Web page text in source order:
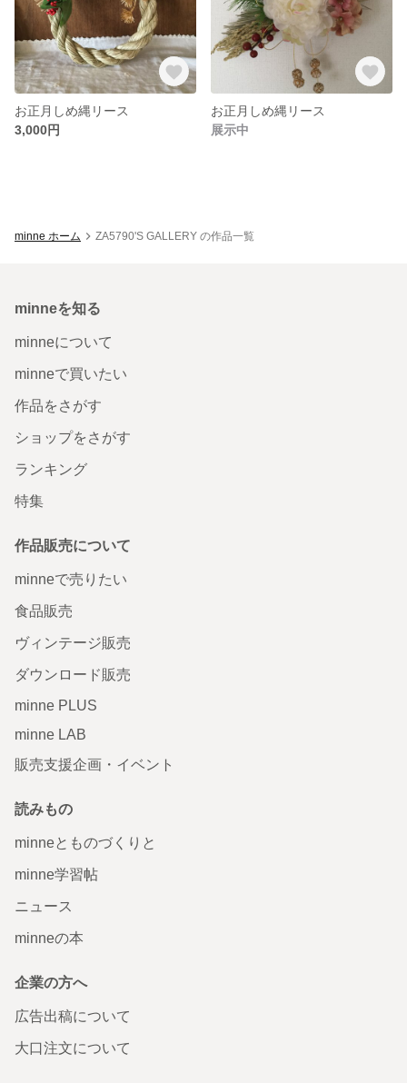
お正月しめ縄リース
3,000円
お正月しめ縄リース
展示中
minne ホーム ZA5790'S GALLERY の作品一覧
minneを知る
minneについて
minneで買いたい
作品をさがす
ショップをさがす
ランキング
特集
作品販売について
minneで売りたい
食品販売
ヴィンテージ販売
ダウンロード販売
minne PLUS
minne LAB
販売支援企画・イベント
読みもの
minneとものづくりと
minne学習帖
ニュース
minneの本
企業の方へ
広告出稿について
大口注文について